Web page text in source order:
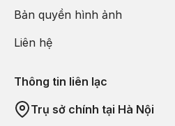
tế nhưng vẫn đảm bảo đầy
Bản quyền hình ảnh
Liên hệ
Thông tin liên lạc
Trụ sở chính tại Hà Nội